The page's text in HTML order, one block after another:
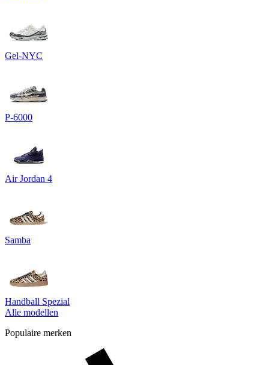
Gel-NYC
P-6000
Air Jordan 4
Samba
Handball Spezial
Alle modellen
Populaire merken